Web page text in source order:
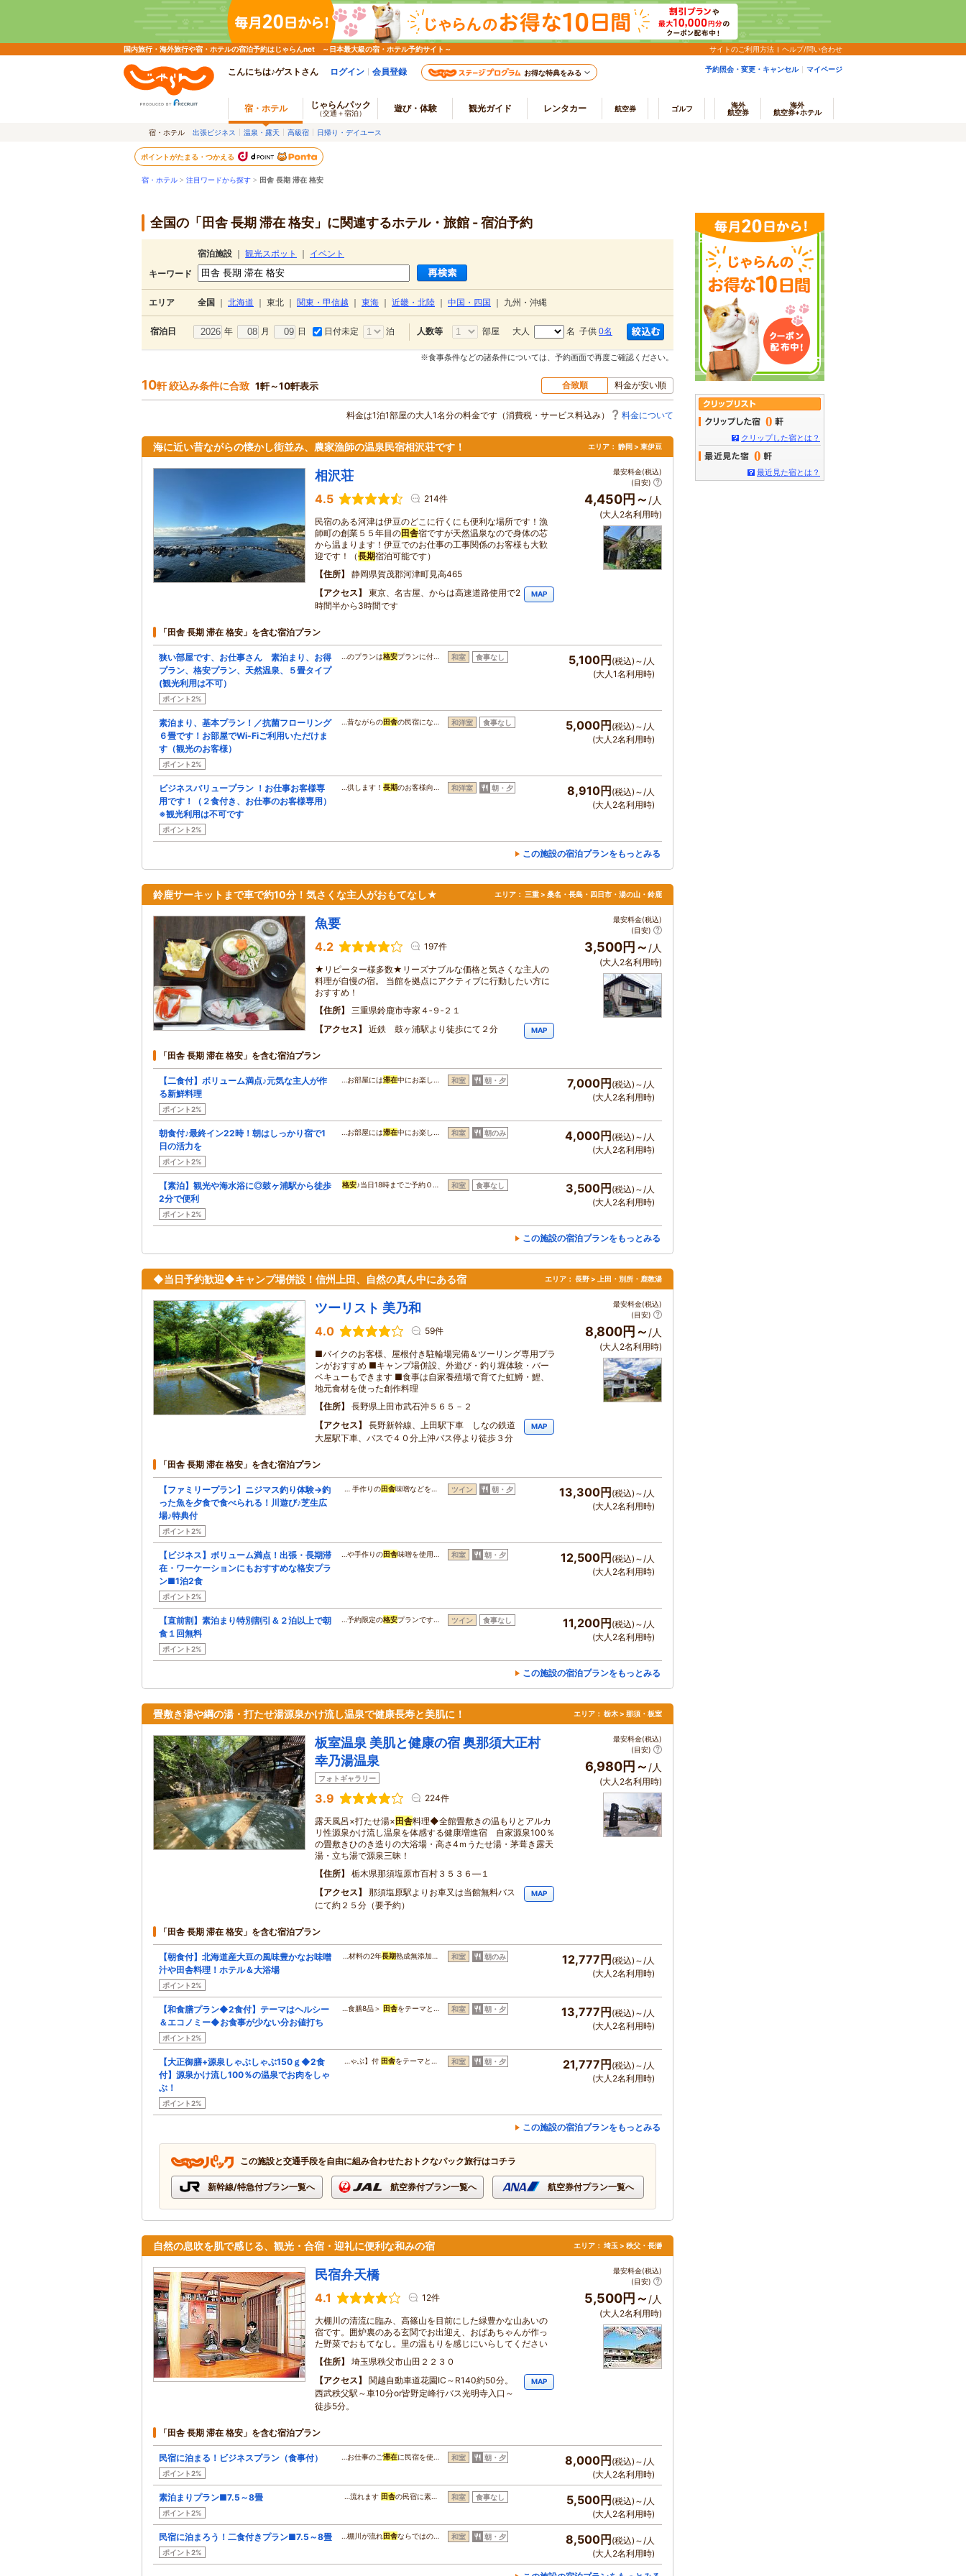
国内旅行・海外旅行や宿・ホテルの宿泊予約はじゃらんnet ～日本最大級の宿・ホテル予約サイト～ サイトのご利用方法 ヘルプ/問い合わせ
こんにちは♪ゲストさん ログイン 会員登録 お得な特典をみる 予約照会・変更・キャンセル マイページ
宿・ホテル じゃらんパック
（交通＋宿泊） 遊び・体験 観光ガイド レンタカー 航空券 ゴルフ
海外
航空券
海外
航空券+ホテル
宿・ホテル 出張ビジネス 温泉・露天 高級宿 日帰り・デイユース
ポイントがたまる・つかえる
宿・ホテル > 注目ワードから探す > 田舎 長期 滞在 格安
全国の「田舎 長期 滞在 格安」に関連するホテル・旅館 - 宿泊予約
宿泊施設 観光スポット
イベント
キーワード
エリア 全国 北海道 東北 関東・甲信越 東海 近畿・北陸 中国・四国 九州・沖縄
宿泊日 年 月 日 日付未定 泊 人数等 部屋 大人 名 子供 0名
※食事条件などの諸条件については、予約画面で再度ご確認ください。
10軒 絞込み条件に合致 1軒～10軒表示 合致順 料金が安い順
料金は1泊1部屋の大人1名分の料金です（消費税・サービス料込み） 料金について
海に近い昔ながらの懐かし街並み、農家漁師の温泉民宿相沢荘です！ エリア： 静岡 > 東伊豆
相沢荘
4.5 214件
民宿のある河津は伊豆のどこに行くにも便利な場所です！漁
師町の創業５５年目の田舎宿ですが天然温泉なので身体の芯
から温まります！伊豆でのお仕事の工事関係のお客様も大歓
迎です！（長期宿泊可能です）
住所
静岡県賀茂郡河津町見高465
アクセス
東京、名古屋、からは高速道路使用で2
時間半から3時間です
MAP
最安料金(税込)
(目安)
4,450円～ /人
(大人2名利用時)
「田舎 長期 滞在 格安」を含む宿泊プラン
狭い部屋です、お仕事さん 素泊まり、お得
プラン、格安プラン、天然温泉、５畳タイプ
(観光利用は不可）
ポイント2%
…のプランは格安プランに付… 和室 食事なし 5,100円 (税込)～/人
(大人1名利用時)
素泊まり、基本プラン！／抗菌フローリング
６畳です！お部屋でWi-Fiご利用いただけま
す（観光のお客様）
ポイント2%
…昔ながらの田舎の民宿にな… 和洋室 食事なし 5,000円 (税込)～/人
(大人2名利用時)
ビジネスバリュープラン ！お仕事お客様専
用です！（２食付き、お仕事のお客様専用）
※観光利用は不可です
ポイント2%
…供します！ 長期のお客様向… 和洋室 朝・夕 8,910円 (税込)～/人
(大人2名利用時)
この施設の宿泊プランをもっとみる
鈴鹿サーキットまで車で約10分！気さくな主人がおもてなし★ エリア： 三重 > 桑名・長島・四日市・湯の山・鈴鹿
魚要
4.2 197件
★リピーター様多数★リーズナブルな価格と気さくな主人の
料理が自慢の宿。 当館を拠点にアクティブに行動したい方に
おすすめ！
住所
三重県鈴鹿市寺家４‐９‐２１
アクセス
近鉄 鼓ヶ浦駅より徒歩にて２分 MAP
最安料金(税込)
(目安)
3,500円～ /人
(大人2名利用時)
「田舎 長期 滞在 格安」を含む宿泊プラン
【二食付】ボリューム満点♪元気な主人が作
る新鮮料理
ポイント2%
…お部屋には滞在中にお楽し… 和室 朝・夕 7,000円 (税込)～/人
(大人2名利用時)
朝食付♪最終イン22時！朝はしっかり宿で1
日の活力を
ポイント2%
…お部屋には滞在中にお楽し… 和室 朝のみ 4,000円 (税込)～/人
(大人2名利用時)
【素泊】観光や海水浴に◎鼓ヶ浦駅から徒歩
2分で便利
ポイント2%
格安♪当日18時までご予約Ｏ… 和室 食事なし 3,500円 (税込)～/人
(大人2名利用時)
この施設の宿泊プランをもっとみる
◆当日予約歓迎◆キャンプ場併設！信州上田、自然の真ん中にある宿 エリア： 長野 > 上田・別所・鹿教湯
ツーリスト 美乃和
4.0 59件
■バイクのお客様、屋根付き駐輪場完備＆ツーリング専用プラ
ンがおすすめ ■キャンプ場併設、外遊び・釣り堀体験・バー
ベキューもできます ■食事は自家養殖場で育てた虹鱒・鯉、
地元食材を使った創作料理
住所
長野県上田市武石沖５６５－２
アクセス
長野新幹線、上田駅下車 しなの鉄道
大屋駅下車、バスで４０分上沖バス停より徒歩３分
MAP
最安料金(税込)
(目安)
8,800円～ /人
(大人2名利用時)
「田舎 長期 滞在 格安」を含む宿泊プラン
【ファミリープラン】ニジマス釣り体験→釣
った魚を夕食で食べられる！川遊び♪芝生広
場♪特典付
ポイント2%
… 手作りの田舎味噌などを… ツイン 朝・夕 13,300円 (税込)～/人
(大人2名利用時)
【ビジネス】ボリューム満点！出張・長期滞
在・ワーケーションにもおすすめな格安プラ
ン■1泊2食
ポイント2%
…や手作りの田舎味噌を使用… 和室 朝・夕 12,500円 (税込)～/人
(大人2名利用時)
【直前割】素泊まり特別割引＆２泊以上で朝
食１回無料
ポイント2%
…予約限定の格安プランです… ツイン 食事なし 11,200円 (税込)～/人
(大人2名利用時)
この施設の宿泊プランをもっとみる
畳敷き湯や綱の湯・打たせ湯源泉かけ流し温泉で健康長寿と美肌に！ エリア： 栃木 > 那須・板室
板室温泉 美肌と健康の宿 奥那須大正村
幸乃湯温泉
フォトギャラリー
3.9 224件
露天風呂×打たせ湯×田舎料理◆全館畳敷きの温もりとアルカ
リ性源泉かけ流し温泉を体感する健康増進宿 自家源泉100％
の畳敷きひのき造りの大浴場・高さ4ｍうたせ湯・茅葺き露天
湯・立ち湯で源泉三昧！
住所
栃木県那須塩原市百村３５３６―１
アクセス
那須塩原駅よりお車又は当館無料バス
にて約２５分（要予約）
MAP
最安料金(税込)
(目安)
6,980円～ /人
(大人2名利用時)
「田舎 長期 滞在 格安」を含む宿泊プラン
【朝食付】北海道産大豆の風味豊かなお味噌
汁や田舎料理！ホテル＆大浴場
ポイント2%
…材料の2年長期熟成無添加… 和室 朝のみ 12,777円 (税込)～/人
(大人2名利用時)
【和食膳プラン◆2食付】テーマはヘルシー
＆エコノミー◆お食事が少ない分お値打ち
ポイント2%
…食膳8品＞ 田舎をテーマと… 和室 朝・夕 13,777円 (税込)～/人
(大人2名利用時)
【大正御膳+源泉しゃぶしゃぶ150ｇ◆2食
付】源泉かけ流し100％の温泉でお肉をしゃ
ぶ！
ポイント2%
…ゃぶ】付 田舎をテーマと… 和室 朝・夕 21,777円 (税込)～/人
(大人2名利用時)
この施設の宿泊プランをもっとみる
この施設と交通手段を自由に組み合わせたおトクなパック旅行はコチラ
新幹線/特急付プラン一覧へ 航空券付プラン一覧へ 航空券付プラン一覧へ
自然の息吹を肌で感じる、観光・合宿・迎礼に便利な和みの宿 エリア： 埼玉 > 秩父・長瀞
民宿弁天橋
4.1 12件
大棚川の清流に臨み、高篠山を目前にした緑豊かな山あいの
宿です。囲炉裏のある玄関でお出迎え、おばあちゃんが作っ
た野菜でおもてなし。里の温もりを感じにいらしてください
住所
埼玉県秩父市山田２２３０
アクセス
関越自動車道花園IC～R140約50分。
西武秩父駅～車10分or皆野定峰行バス光明寺入口～
徒歩5分。
MAP
最安料金(税込)
(目安)
5,500円～ /人
(大人2名利用時)
「田舎 長期 滞在 格安」を含む宿泊プラン
民宿に泊まる！ビジネスプラン（食事付）
ポイント2%
…お仕事のご滞在に民宿を使… 和室 朝・夕 8,000円 (税込)～/人
(大人2名利用時)
素泊まりプラン■7.5～8畳
ポイント2%
…流れます 田舎の民宿に素… 和室 食事なし 5,500円 (税込)～/人
(大人2名利用時)
民宿に泊まろう！二食付きプラン■7.5～8畳
ポイント2%
…棚川が流れ田舎ならではの… 和室 朝・夕 8,500円 (税込)～/人
(大人2名利用時)
0
クリップした宿とは？
0
最近見た宿とは？